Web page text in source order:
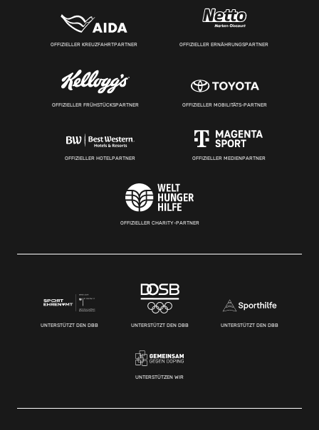
OFFIZIELLER KREUZFAHRTPARTNER OFFIZIELLER ERNÄHRUNGSPARTNER
OFFIZIELLER FRÜHSTÜCKSPARTNER OFFIZIELLER MOBILITÄTS-PARTNER
OFFIZIELLER HOTELPARTNER OFFIZIELLER MEDIENPARTNER
OFFIZIELLER CHARITY-PARTNER
UNTERSTÜTZT DEN DBB UNTERSTÜTZT DEN DBB UNTERSTÜTZT DEN DBB
UNTERSTÜTZEN WIR